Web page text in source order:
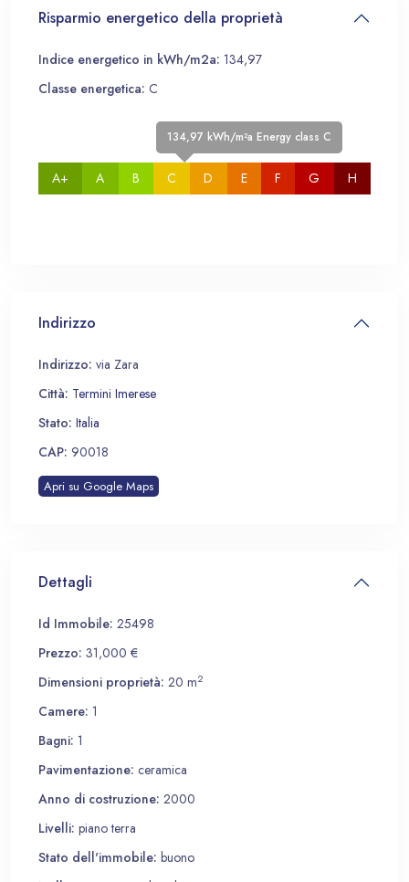
Risparmio energetico della proprietà
Indice energetico in kWh/m2a: 134,97
Classe energetica: C
A+ A B
134,97 kWh/m²a Energy class C
C D E F G H
Indirizzo
Indirizzo: via Zara
Città: Termini Imerese
Stato: Italia
CAP: 90018
Apri su Google Maps
Dettagli
Id Immobile: 25498
Prezzo: 31,000 €
Dimensioni proprietà: 20 m2
Camere: 1
Bagni: 1
Pavimentazione: ceramica
Anno di costruzione: 2000
Livelli: piano terra
Stato dell'immobile: buono